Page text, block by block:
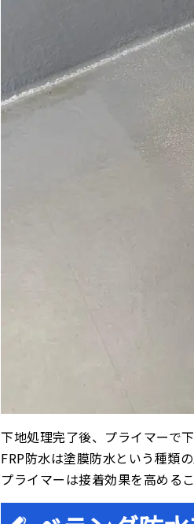
下地処理完了後、プライマーで下
FRP防水は塗膜防水という種類
プライマーは接着効果を高める